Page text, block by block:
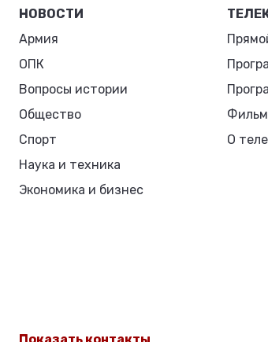
НОВОСТИ
Армия
ОПК
Вопросы истории
Общество
Спорт
Наука и техника
Экономика и бизнес
О